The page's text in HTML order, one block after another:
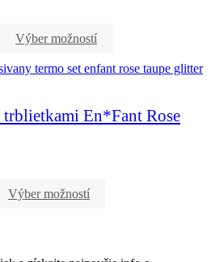
Výber možností
trblietkami En*Fant Rose
Výber možností